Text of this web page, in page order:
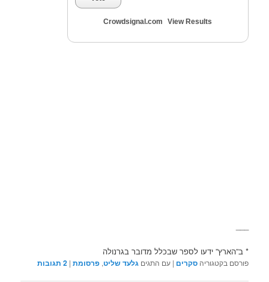
View Results
Crowdsignal.com
* ב”הארץ” ידעו לספר שבכלל מדובר בגרנולה
פורסם בקטגוריה סקרים |עם התגים גלעד שליט,פרסומת |
2 תגובות